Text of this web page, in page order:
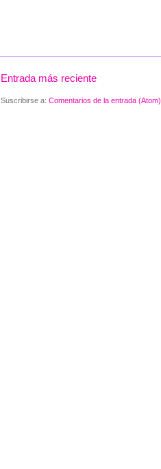
Entrada más reciente
Suscribirse a: Comentarios de la entrada (Atom)